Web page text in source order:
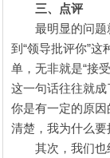
三、点评
最明显的问题
到“领导批评你”
单，无非就是“接
这一句话往往就
你是有一定的原
清楚，我为什么要
其次，我们也经